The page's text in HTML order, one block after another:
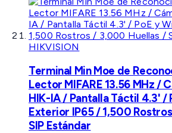
HIKVISION
Terminal Min Moe de
Lector MIFARE 13.56 MHz /
HIK-IA / Pantalla Táctil 4.3' /
Exterior IP65 / 1,500
SIP Estándar